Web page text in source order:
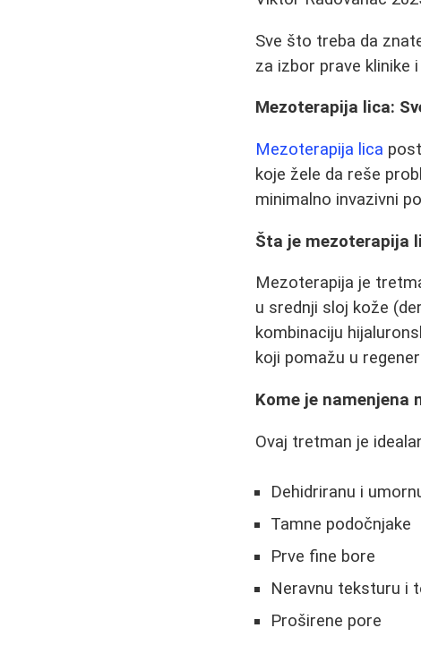
Sve što treba da
za izbor prave klinike
Mezoterapija lica:
Mezoterapija lica
koje žele da reše
minimalno invazivni
Šta je mezoterapija
Mezoterapija je
u srednji sloj kože
kombinaciju
koji pomažu u
Kome je namenjena
Ovaj tretman je
Dehidriranu i
Tamne podočnjake
Prve fine bore
Neravnu teksturu i
Proširene pore